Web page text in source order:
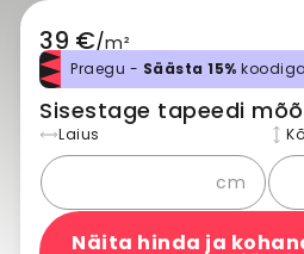
39 €/m²
Praegu - Säästa 15% koodiga
Sisestage tapeedi
Laius
cm
Näita hinda ja